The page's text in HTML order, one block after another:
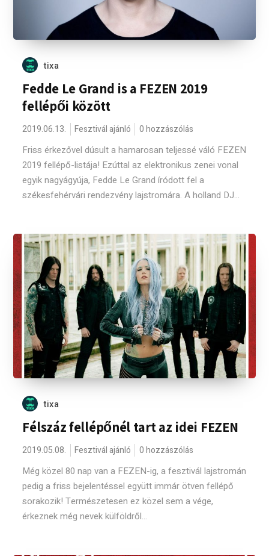
tixa
Fedde Le Grand is a FEZEN 2019
fellépői között
2019.06.13. Fesztivál ajánló 0 hozzászólás
Friss érkezővel dúsult a hamarosan teljessé váló FEZEN
2019 fellépő-listája! Ezúttal az elektronikus zenei vonal
egyik nagyágyúja, Fedde Le Grand íródott fel a
székesfehérvári rendezvény lajstromára. A holland DJ...
tixa
Félszáz fellépőnél tart az idei FEZEN
2019.05.08. Fesztivál ajánló 0 hozzászólás
Még közel 80 nap van a FEZEN-ig, a fesztivál lajstromán
pedig a friss bejelentéssel együtt immár ötven fellépő
sorakozik! Természetesen ez közel sem a vége,
érkeznek még nevek külföldről...